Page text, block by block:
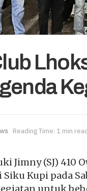
Reading Time: 1 min
Jimny (SJ) 410
Kupi pada